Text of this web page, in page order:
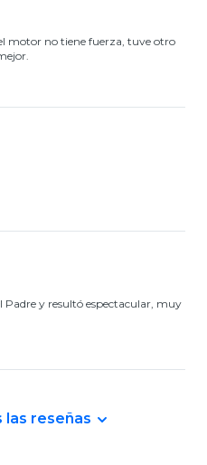
motor no tiene fuerza, tuve otro
Padre y resultó espectacular, muy
las reseñas